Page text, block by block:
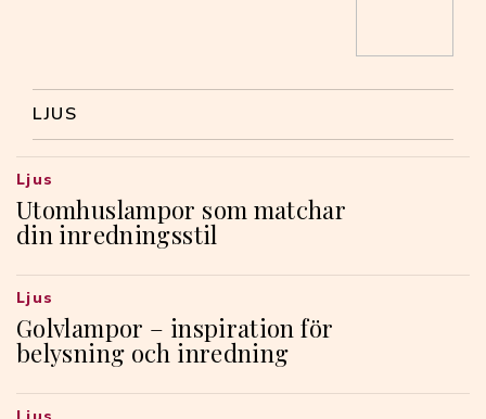
LJUS
Utomhuslampor som matchar
din inredningsstil
Ljus
Golvlampor – inspiration för
belysning och inredning
Ljus